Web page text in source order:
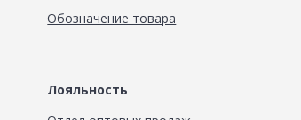
Обозначение товара
Лояльность